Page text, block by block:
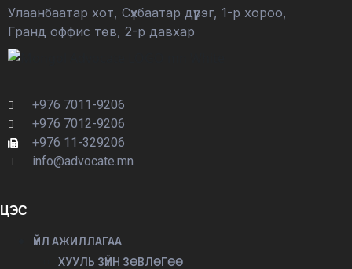
Улаанбаатар хот, Сүхбаатар дүүрэг, 1-р хороо,
Гранд оффис төв, 2-р давхар
+976 7011-9206
+976 7012-9206
+976 11-329206
info@advocate.mn
ЦЭС
ҮЙЛ АЖИЛЛАГАА
ХУУЛЬ ЗҮЙН ЗӨВЛӨГӨӨ